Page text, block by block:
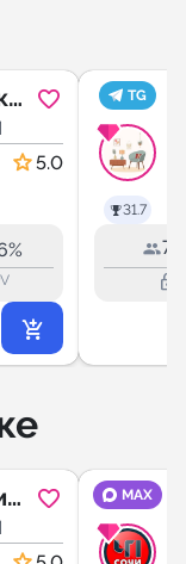
5.0
TG
31.7
lock_outline
MAX